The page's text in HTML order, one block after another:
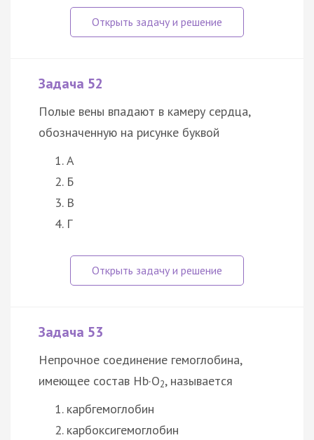
Задача 52
Полые вены впадают в камеру сердца,
обозначенную на рисунке буквой
А
Б
В
Г
Задача 53
Непрочное соединение гемоглобина,
имеющее состав Hb·O2, называется
карбгемоглобин
карбоксигемоглобин